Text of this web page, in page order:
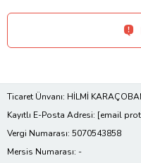
Ticaret Ünvanı: HİLMİ
Kayıtlı E-Posta Adresi: [email
Vergi Numarası: 5070543858
Mersis Numarası: -